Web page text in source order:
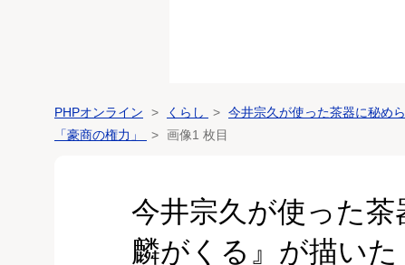
PHPオンライン くらし
今井宗久が使った茶器に秘め
「豪商の権力」
画像1 枚目
今井宗久が使った
麟がくる』が描いた